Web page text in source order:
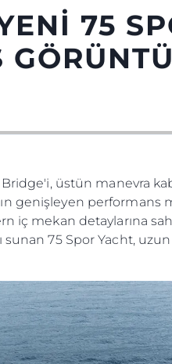
75
üstün manevra
genişleyen performans
iç mekan detaylarına
75 Spor Yacht,